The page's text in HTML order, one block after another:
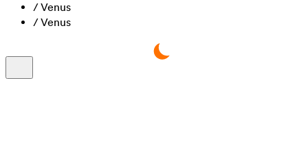
/Venus
/Venus